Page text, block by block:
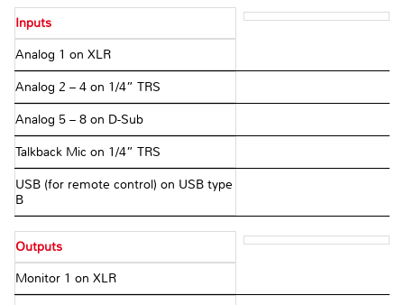
Inputs
Analog 1 on XLR
Analog 2 – 4 on 1/4” TRS
Analog 5 – 8 on D-Sub
Talkback Mic on 1/4” TRS
USB (for remote control) on USB type
B
Outputs
Monitor 1 on XLR